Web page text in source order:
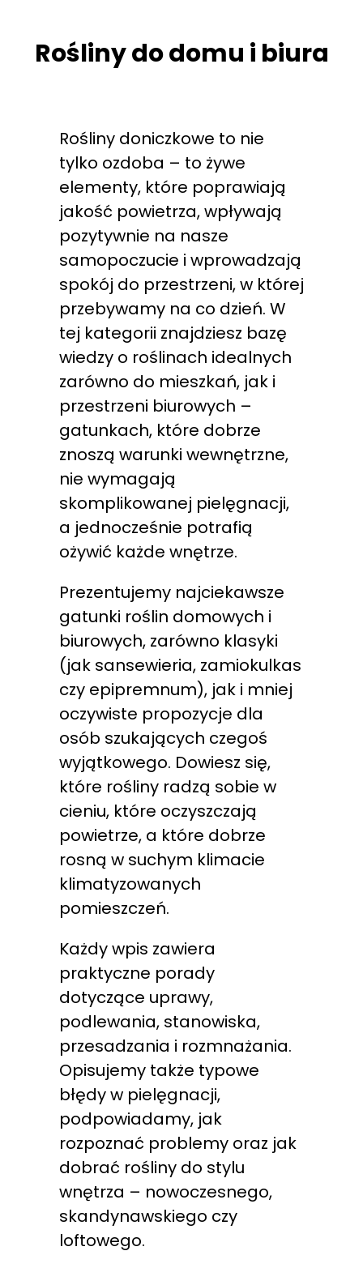
Rośliny do domu i biura
Rośliny doniczkowe to nie
tylko ozdoba – to żywe
elementy, które poprawiają
jakość powietrza, wpływają
pozytywnie na nasze
samopoczucie i wprowadzają
spokój do przestrzeni, w której
przebywamy na co dzień. W
tej kategorii znajdziesz bazę
wiedzy o roślinach idealnych
zarówno do mieszkań, jak i
przestrzeni biurowych –
gatunkach, które dobrze
znoszą warunki wewnętrzne,
nie wymagają
skomplikowanej pielęgnacji,
a jednocześnie potrafią
ożywić każde wnętrze.
Prezentujemy najciekawsze
gatunki roślin domowych i
biurowych, zarówno klasyki
(jak sansewieria, zamiokulkas
czy epipremnum), jak i mniej
oczywiste propozycje dla
osób szukających czegoś
wyjątkowego. Dowiesz się,
które rośliny radzą sobie w
cieniu, które oczyszczają
powietrze, a które dobrze
rosną w suchym klimacie
klimatyzowanych
pomieszczeń.
Każdy wpis zawiera
praktyczne porady
dotyczące uprawy,
podlewania, stanowiska,
przesadzania i rozmnażania.
Opisujemy także typowe
błędy w pielęgnacji,
podpowiadamy, jak
rozpoznać problemy oraz jak
dobrać rośliny do stylu
wnętrza – nowoczesnego,
skandynawskiego czy
loftowego.